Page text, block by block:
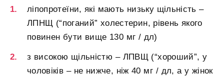
ліпопротеїни, які мають низьку щільність –
ЛПНЩ (“поганий” холестерин, рівень якого
повинен бути вище 130 мг / дл)
з високою щільністю – ЛПВЩ (“хороший”, у
чоловіків – не нижче, ніж 40 мг / дл, а у жінок